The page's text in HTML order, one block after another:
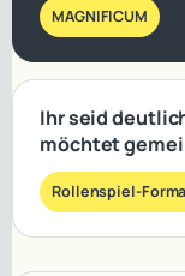
MAGNIFICUM
Ihr seid
möchtet
Rollenspiel-